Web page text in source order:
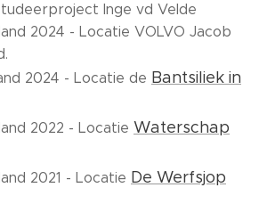
Inge vd Velde
2024 - Locatie VOLVO Jacob
2024 - Locatie de Bantsiliek in
2022 - Locatie Waterschap
2021 - Locatie De Werfsjop